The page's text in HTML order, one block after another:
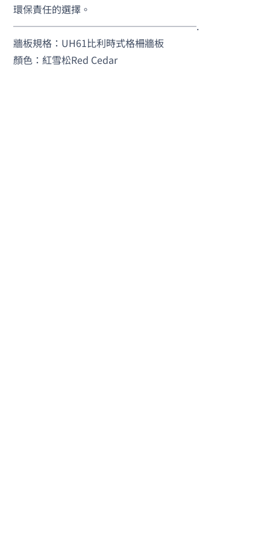
環保責任的選擇。
───────────────────.
牆板規格：UH61比利時式格柵牆板
顏色：紅雪松Red Cedar